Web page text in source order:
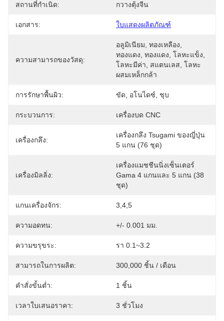
สถานที่กำเนิด: กวางตุ้งจีน
เอกสาร: ใบแสดงผลิตภัณฑ์
ความสามารถของวัสดุ:
อลูมิเนียม, ทองเหลือง,
ทองแดง, ทองแดง, โลหะแข็ง,
โลหะมีค่า, สแตนเลส, โลหะ
ผสมเหล็กกล้า
การรักษาพื้นผิว: ขัด, อโนไดซ์, ชุบ
กระบวนการ: เครื่องบด CNC
เครื่องกลึง:
เครื่องกลึง Tsugami ของญี่ปุ่น
5 แกน (76 ชุด)
เครื่องมิลลิ่ง:
เครื่องแมชชีนนิ่งเซ็นเตอร์
Gama 4 แกนและ 5 แกน (38
ชุด)
แกนเครื่องจักร: 3,4,5
ความอดทน: +/- 0.001 มม.
ความขรุขระ: รา 0.1~3.2
สามารถในการผลิต: 300,000 ชิ้น / เดือน
คำสั่งขั้นต่ำ: 1 ชิ้น
เวลาใบเสนอราคา: 3 ชั่วโมง